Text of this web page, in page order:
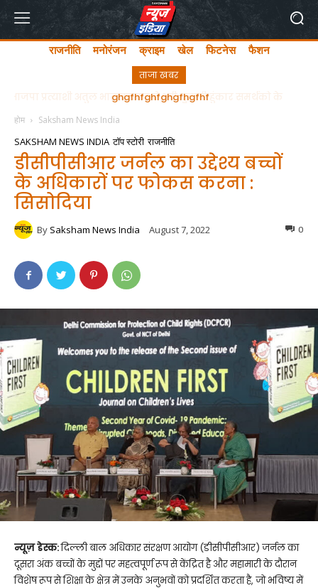
राजनीति मनोरंजन क्राइम खेल फिटनेस फैशन
ताजा खबर
ghgfhfghfghgfhgfhf
होम Saksham News India
SAKSHAM NEWS INDIA टॉप स्टोरी राजनीति
डीसीपीसीआर जर्नल का उद्देश्य बच्चों
के अधिकारों पर फोकस करना :
सिसोदिया
By Saksham News India August 7, 2022 0
न्यूज़ डेस्क:दिल्ली बाल अधिकार संरक्षण आयोग (डीसीपीसीआर) जर्नल का
दूसरा अंक बच्चों के मुद्दों पर महत्वपूर्ण रूप से केंद्रित है और महामारी के दौरान
विशेष रूप से शिक्षा के क्षेत्र में उनके अनुभवों को प्रदर्शित करता है, जो भविष्य में